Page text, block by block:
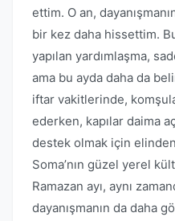
ettim. O an,
bir kez daha hissettim.
yapılan yardımlaşma,
ama bu ayda daha da
iftar vakitlerinde,
ederken, kapılar daima
destek olmak için
Soma’nın güzel yerel
Ramazan ayı, aynı
dayanışmanın da daha